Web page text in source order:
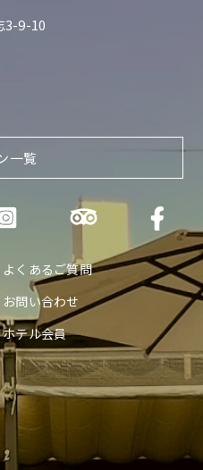
3-9-10
一覧
よくあるご質問
お問い合わせ
ホテル会員